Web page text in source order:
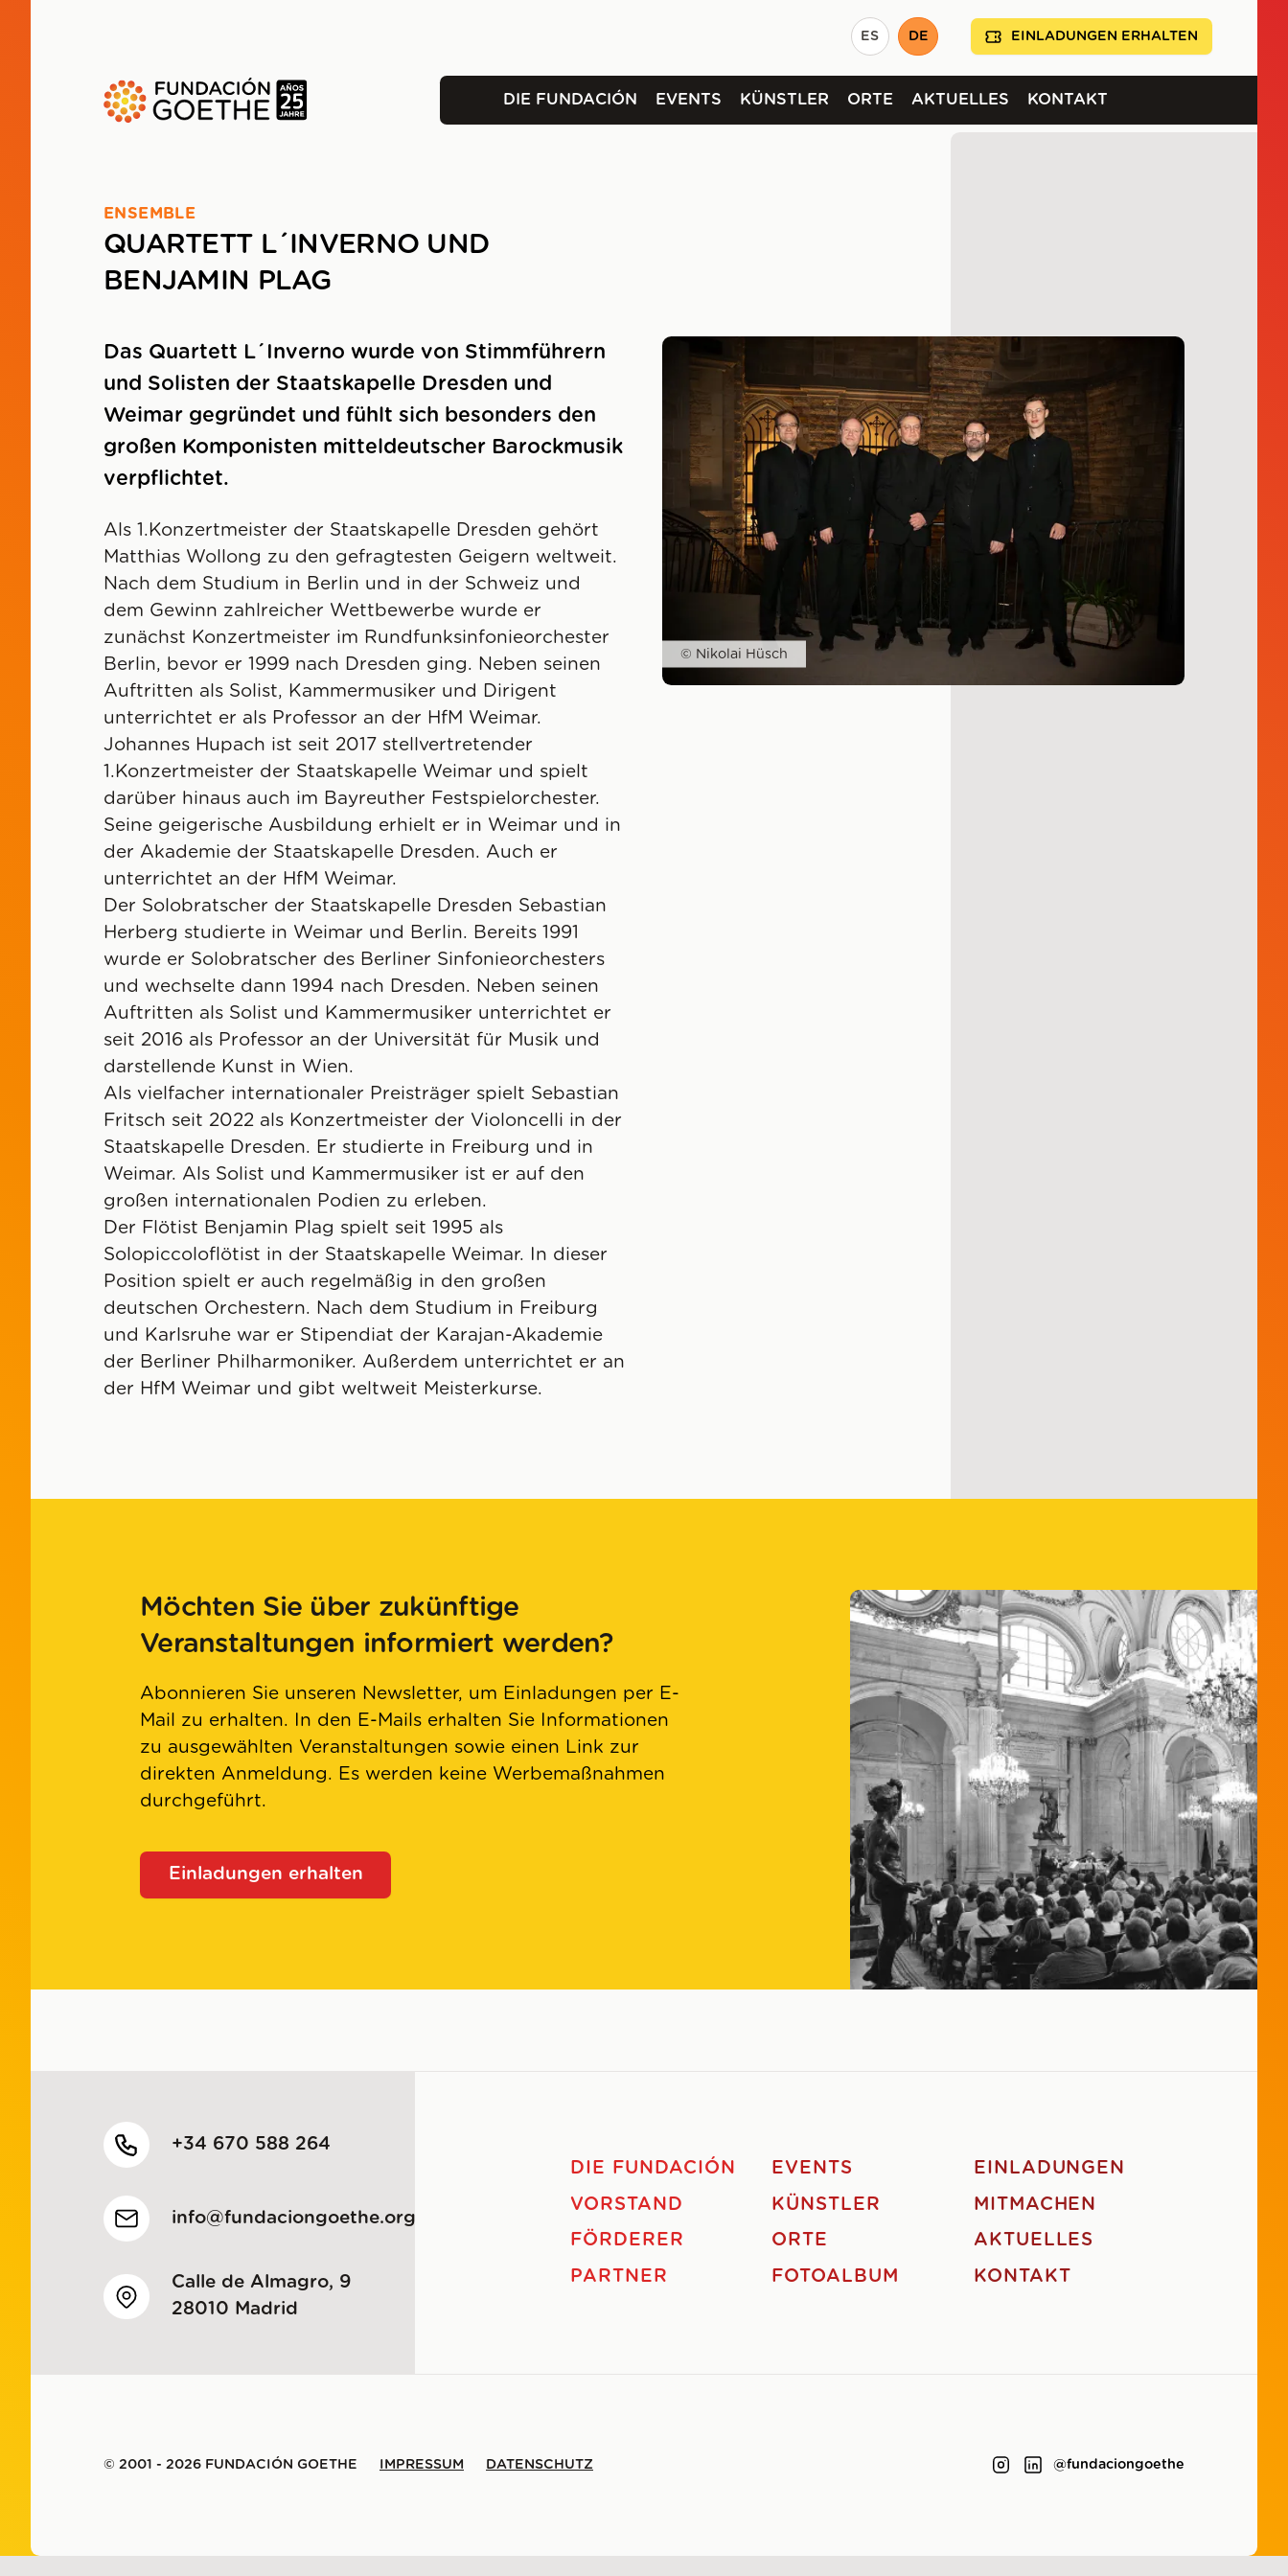
ES DE EINLADUNGEN ERHALTEN
DIE FUNDACIÓN EVENTS KÜNSTLER ORTE AKTUELLES KONTAKT
ENSEMBLE
QUARTETT L´INVERNO UND
BENJAMIN PLAG
© Nikolai Hüsch
Das Quartett L´Inverno wurde von Stimmführern
und Solisten der Staatskapelle Dresden und
Weimar gegründet und fühlt sich besonders den
großen Komponisten mitteldeutscher Barockmusik
verpflichtet.
Als 1.Konzertmeister der Staatskapelle Dresden gehört
Matthias Wollong zu den gefragtesten Geigern weltweit.
Nach dem Studium in Berlin und in der Schweiz und
dem Gewinn zahlreicher Wettbewerbe wurde er
zunächst Konzertmeister im Rundfunksinfonieorchester
Berlin, bevor er 1999 nach Dresden ging. Neben seinen
Auftritten als Solist, Kammermusiker und Dirigent
unterrichtet er als Professor an der HfM Weimar.
Johannes Hupach ist seit 2017 stellvertretender
1.Konzertmeister der Staatskapelle Weimar und spielt
darüber hinaus auch im Bayreuther Festspielorchester.
Seine geigerische Ausbildung erhielt er in Weimar und in
der Akademie der Staatskapelle Dresden. Auch er
unterrichtet an der HfM Weimar.
Der Solobratscher der Staatskapelle Dresden Sebastian
Herberg studierte in Weimar und Berlin. Bereits 1991
wurde er Solobratscher des Berliner Sinfonieorchesters
und wechselte dann 1994 nach Dresden. Neben seinen
Auftritten als Solist und Kammermusiker unterrichtet er
seit 2016 als Professor an der Universität für Musik und
darstellende Kunst in Wien.
Als vielfacher internationaler Preisträger spielt Sebastian
Fritsch seit 2022 als Konzertmeister der Violoncelli in der
Staatskapelle Dresden. Er studierte in Freiburg und in
Weimar. Als Solist und Kammermusiker ist er auf den
großen internationalen Podien zu erleben.
Der Flötist Benjamin Plag spielt seit 1995 als
Solopiccoloflötist in der Staatskapelle Weimar. In dieser
Position spielt er auch regelmäßig in den großen
deutschen Orchestern. Nach dem Studium in Freiburg
und Karlsruhe war er Stipendiat der Karajan-Akademie
der Berliner Philharmoniker. Außerdem unterrichtet er an
der HfM Weimar und gibt weltweit Meisterkurse.
Möchten Sie über zukünftige
Veranstaltungen informiert werden?
Abonnieren Sie unseren Newsletter, um Einladungen per E-
Mail zu erhalten. In den E-Mails erhalten Sie Informationen
zu ausgewählten Veranstaltungen sowie einen Link zur
direkten Anmeldung. Es werden keine Werbemaßnahmen
durchgeführt.
Einladungen erhalten
+34 670 588 264
info@fundaciongoethe.org
Calle de Almagro, 9
28010 Madrid
DIE FUNDACIÓN
VORSTAND
FÖRDERER
PARTNER
EVENTS
KÜNSTLER
ORTE
FOTOALBUM
EINLADUNGEN
MITMACHEN
AKTUELLES
KONTAKT
© 2001 - 2026 FUNDACIÓN GOETHE IMPRESSUM DATENSCHUTZ @fundaciongoethe